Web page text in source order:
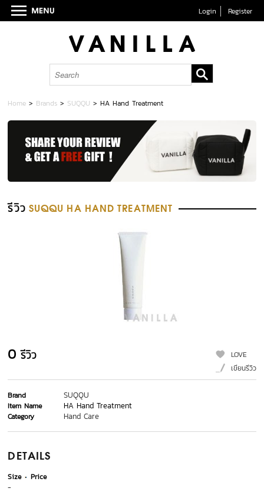
Login Register
Home > Brands > SUQQU >HA Hand Treatment
รีวิว SUQQU HA HAND TREATMENT
0 รีวิว
LOVE
เขียนรีวิว
Brand SUQQU
Item Name HA Hand Treatment
Category Hand Care
DETAILS
Size
Price
-